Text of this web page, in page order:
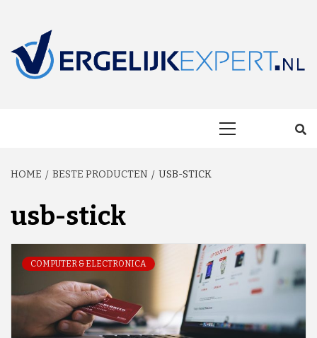
content
HOME BESTE PRODUCTEN USB-STICK
usb-stick
COMPUTER & ELECTRONICA